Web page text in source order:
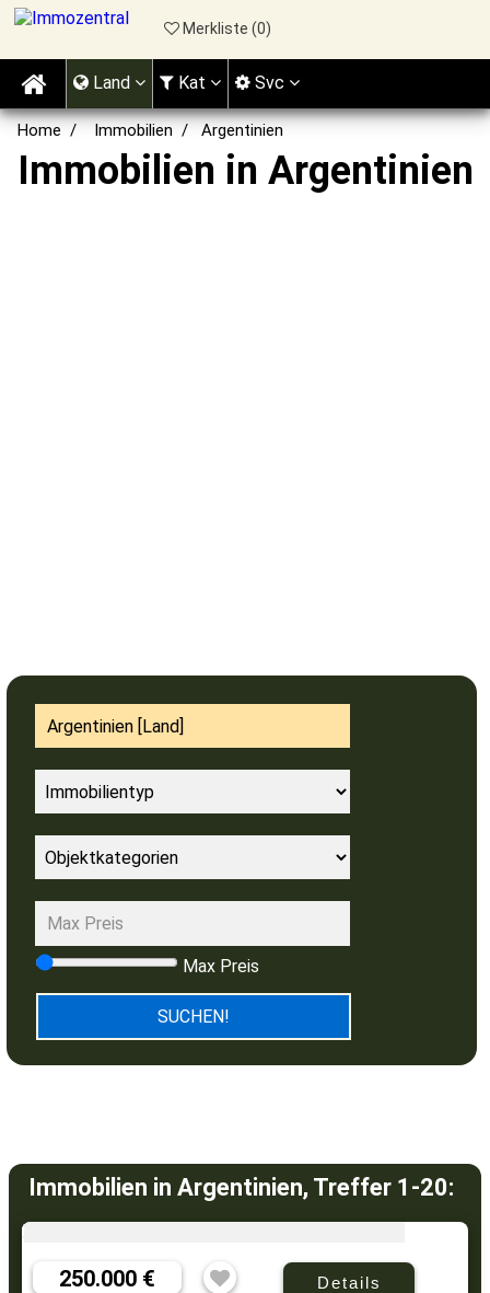
Home Immobilien Argentinien
Immobilien in Argentinien
Max Preis
Merkliste (0)
Land Kat Svc
Immobilien in Argentinien, Treffer 1-20:
250.000 € Details